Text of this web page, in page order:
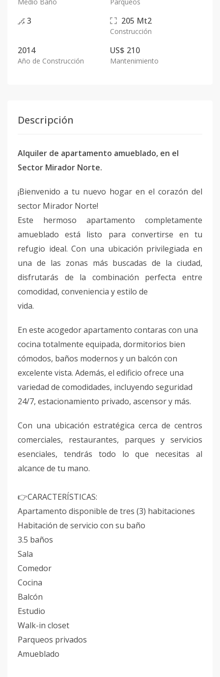
3 205 Mt2
Construcción
2014
Año de Construcción
US$ 210
Mantenimiento
Descripción
Alquiler de apartamento amueblado, en el
Sector Mirador Norte.
¡Bienvenido a tu nuevo hogar en el corazón del
sector Mirador Norte!
Este hermoso apartamento completamente
amueblado está listo para convertirse en tu
refugio ideal. Con una ubicación privilegiada en
una de las zonas más buscadas de la ciudad,
disfrutarás de la combinación perfecta entre
comodidad, conveniencia y estilo de
vida.
En este acogedor apartamento contaras con una
cocina totalmente equipada, dormitorios bien
cómodos, baños modernos y un balcón con
excelente vista. Además, el edificio ofrece una
variedad de comodidades, incluyendo seguridad
24/7, estacionamiento privado, ascensor y más.
Con una ubicación estratégica cerca de centros
comerciales, restaurantes, parques y servicios
esenciales, tendrás todo lo que necesitas al
alcance de tu mano.
👉CARACTERÍSTICAS:
Apartamento disponible de tres (3) habitaciones
Habitación de servicio con su baño
3.5 baños
Sala
Comedor
Cocina
Balcón
Estudio
Walk-in closet
Parqueos privados
Amueblado